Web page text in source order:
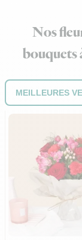
Nos
bouquets